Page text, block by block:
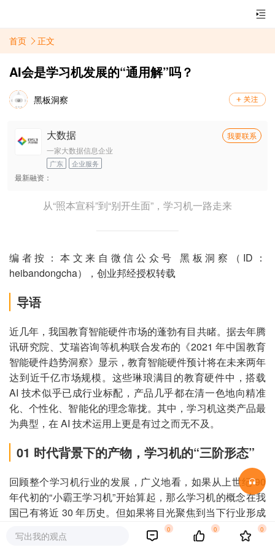
首页 正文
AI会是学习机发展的“通用解”吗？
黑板洞察
大数据
我要联系
一家大数据信息企业
广东 企业服务
最新融资：
从“照本宣科”到“别开生面”，学习机一路走来
编者按：本文来自微信公众号 黑板洞察（ID：
heibandongcha），创业邦经授权转载
导语
近几年，我国教育智能硬件市场的蓬勃有目共睹。据去年腾
讯研究院、艾瑞咨询等机构联合发布的《2021 年中国教育
智能硬件趋势洞察》显示，教育智能硬件预计将在未来两年
达到近千亿市场规模。这些琳琅满目的教育硬件中，搭载
AI 技术似乎已成行业标配，产品几乎都在清一色地向精准
化、个性化、智能化的理念靠拢。其中，学习机这类产品最
为典型，在 AI 技术运用上更是有过之而无不及。
01 时代背景下的产物，学习机的“三阶形态”
回顾整个学习机行业的发展，广义地看，如果从上世纪 90
年代初的“小霸王学习机”开始算起，那么学习机的概念在我
国已有将近 30 年历史。但如果将目光聚焦到当下行业形成
普遍共识的平板式学习机上，其可分为三大发展阶段，概括
起来分别是“电子教辅”平板阶段、“网课学习”平板阶段以
写出我的观点
0 0 0